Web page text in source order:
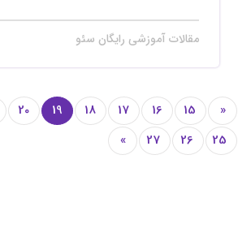
مقالات آموزشی رایگان سئو
«
15
16
17
18
19
20
25
26
27
»